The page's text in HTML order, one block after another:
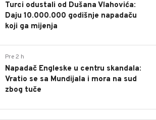
Turci odustali od Dušana Vlahovića:
Daju 10.000.000 godišnje napadaču
koji ga mijenja
Pre 2 h
Napadač Engleske u centru skandala:
Vratio se sa Mundijala i mora na sud
zbog tuče